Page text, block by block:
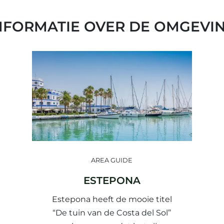
OVER DE
AREA GUIDE
ESTEPONA
Estepona heeft de mooie titel
“De tuin van de Costa del Sol”